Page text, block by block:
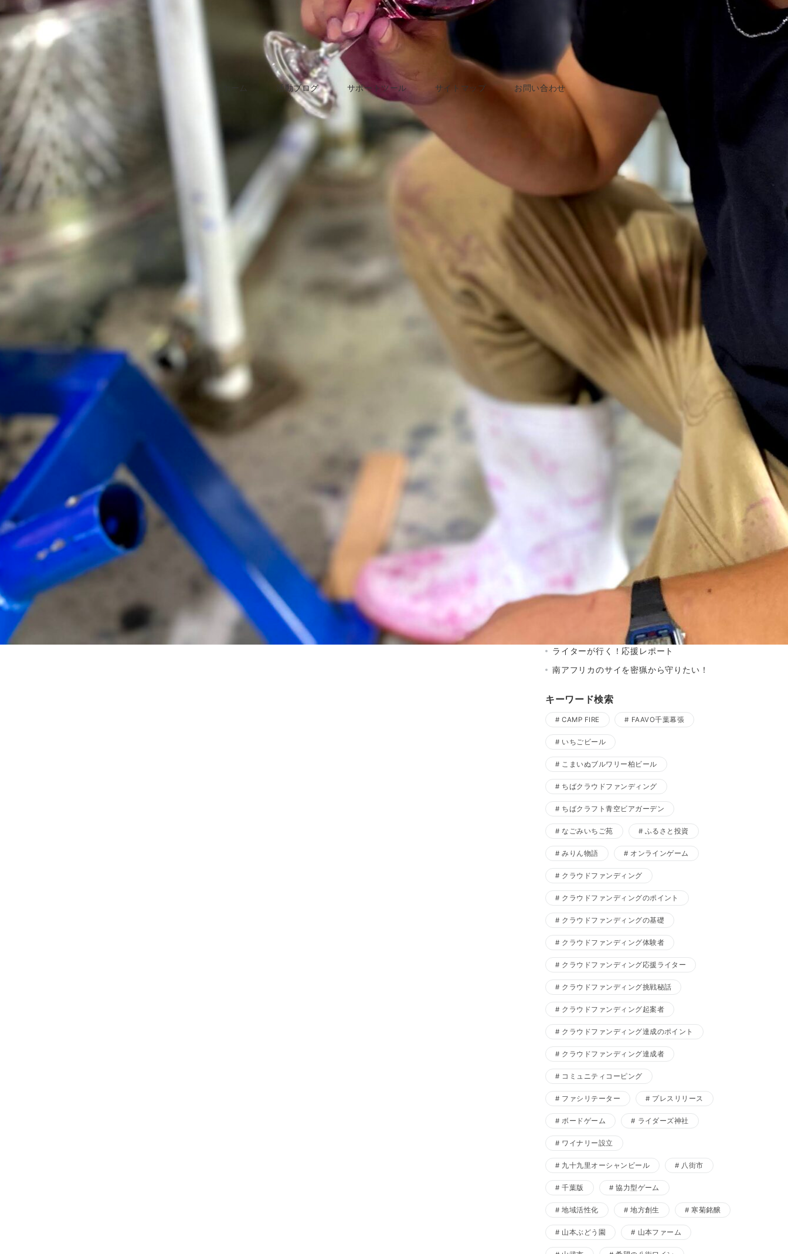
ホーム 活動ブログ サポートツール サイトマップ お問い合わせ
IMG_2708
2021年10月7日
サイト内検索
お知らせ
ちば クラウドファンディングとは
アドバイザー 活動ブログ
アドバイザー/ Anna Sato
アドバイザーのご紹介
クラウドファンディング体験者インタビュー
コミュニティコーピング
ピタゴラ
ライダーズ神社実行委員会
船越ワイナリー
プレスリリース
ライダーズプロジェクト
流山商工会議所
船越ワイナリー
ライターが行く！応援レポート
南アフリカのサイを密猟から守りたい！
キーワード検索
CAMP FIRE FAAVO千葉幕張
いちごビール
こまいぬブルワリー柏ビール
ちばクラウドファンディング
ちばクラフト青空ビアガーデン
なごみいちご苑 ふるさと投資
みりん物語 オンラインゲーム
クラウドファンディング
クラウドファンディングのポイント
クラウドファンディングの基礎
クラウドファンディング体験者
クラウドファンディング応援ライター
クラウドファンディング挑戦秘話
クラウドファンディング起案者
クラウドファンディング達成のポイント
クラウドファンディング達成者
コミュニティコーピング
ファシリテーター プレスリリース
ボードゲーム ライダーズ神社
ワイナリー設立
九十九里オーシャンビール 八街市
千葉版 協力型ゲーム
地域活性化 地方創生 寒菊銘醸
山本ぶどう園 山本ファーム